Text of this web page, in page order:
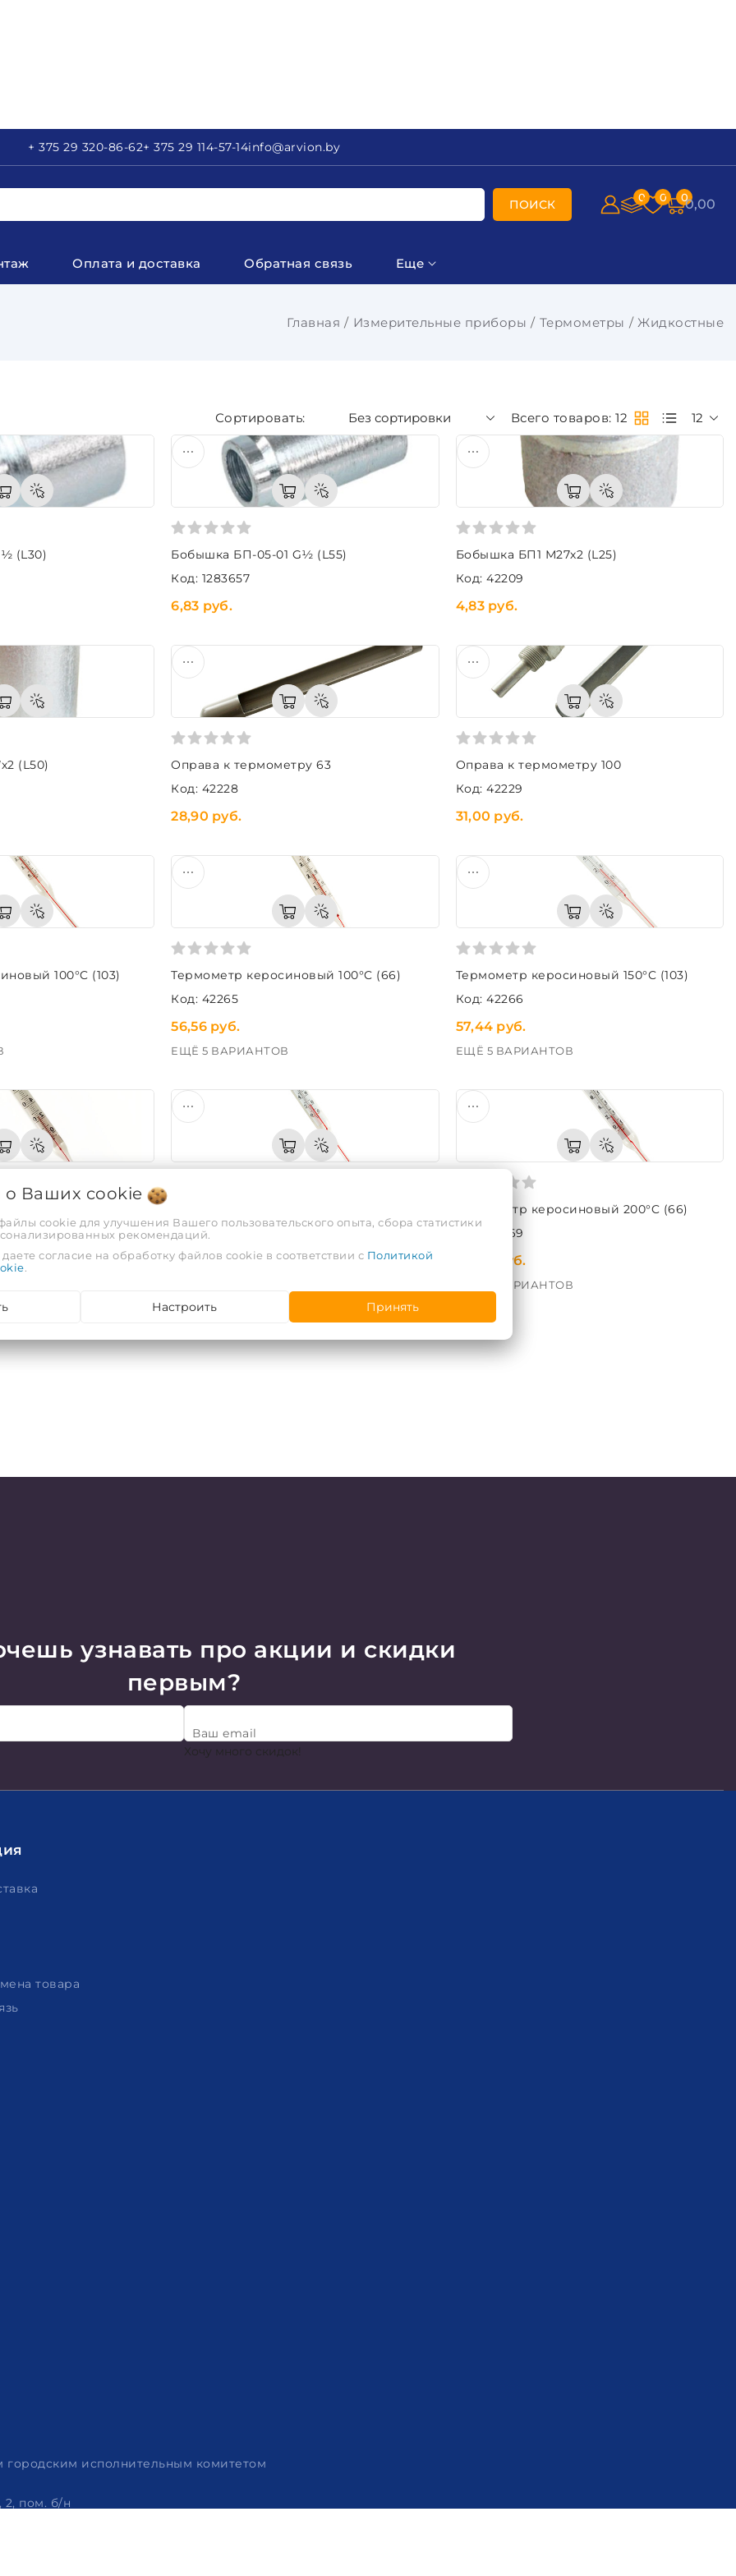
+ 375 29 320-86-62+ 375 29 114-57-14info@arvion.by
ПОИСК 0 0 00,00
Оплата и доставка Обратная связь Еще
Главная Измерительные приборы Термометры Жидкостные
Без сортировки Всего товаров: 12 12
(L30)
Бобышка БП-05-01 G½ (L55)
Код: 1283657
6,83 руб.
Бобышка БП1 М27х2 (L25)
Код: 42209
4,83 руб.
(L50)
Оправа к термометру 63
Код: 42228
28,90 руб.
Оправа к термометру 100
Код: 42229
31,00 руб.
100°C (103)
Термометр керосиновый 100°C (66)
Код: 42265
56,56 руб.
ЕЩЁ 5 ВАРИАНТОВ
Термометр керосиновый 150°C (103)
Код: 42266
57,44 руб.
ЕЩЁ 5 ВАРИАНТОВ
Код: 42268
58,66 руб.
Термометр керосиновый 200°C (66)
Код: 42269
57,44 руб.
ЕЩЁ 5 ВАРИАНТОВ
узнавать про акции и скидки
первым?
Ваш email
Хочу много скидок!
товара
городским исполнительным комитетом
2, пом. б/н
о Ваших cookie
cookie для улучшения Вашего пользовательского опыта, сбора статистики
рекомендаций.
согласие на обработку файлов cookie в соответствии с Политикой
.
Настроить Принять